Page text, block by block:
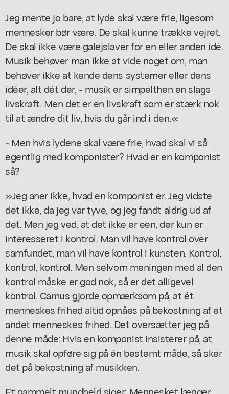
Jeg mente jo bare, at lyde skal være frie, ligesom
mennesker bør være. De skal kunne trække vejret.
De skal ikke være galejslaver for en eller anden idé.
Musik behøver man ikke at vide noget om, man
behøver ikke at kende dens systemer eller dens
idéer, alt dét der, - musik er simpelthen en slags
livskraft. Men det er en livskraft som er stærk nok
til at ændre dit liv, hvis du går ind i den.«
- Men hvis lydene skal være frie, hvad skal vi så
egentlig med komponister? Hvad er en komponist
så?
»Jeg aner ikke, hvad en komponist er. Jeg vidste
det ikke, da jeg var tyve, og jeg fandt aldrig ud af
det. Men jeg ved, at det ikke er een, der kun er
interesseret i kontrol. Man vil have kontrol over
samfundet, man vil have kontrol i kunsten. Kontrol,
kontrol, kontrol. Men selvom meningen med al den
kontrol måske er god nok, så er det alligevel
kontrol. Camus gjorde opmærksom på, at ét
menneskes frihed altid opnåes på bekostning af et
andet menneskes frihed. Det oversætter jeg på
denne måde: Hvis en komponist insisterer på, at
musik skal opføre sig på én bestemt måde, så sker
det på bekostning af musikken.
Et gammelt mundheld siger: Mennesket lægger